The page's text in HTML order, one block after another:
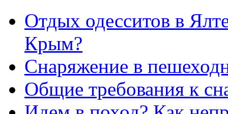
Отдых одесситов в
Крым?
Снаряжение в
Общие требования к